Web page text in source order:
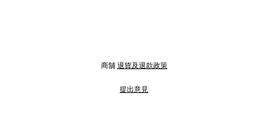
商舖 退貨及退款政策
提出意見